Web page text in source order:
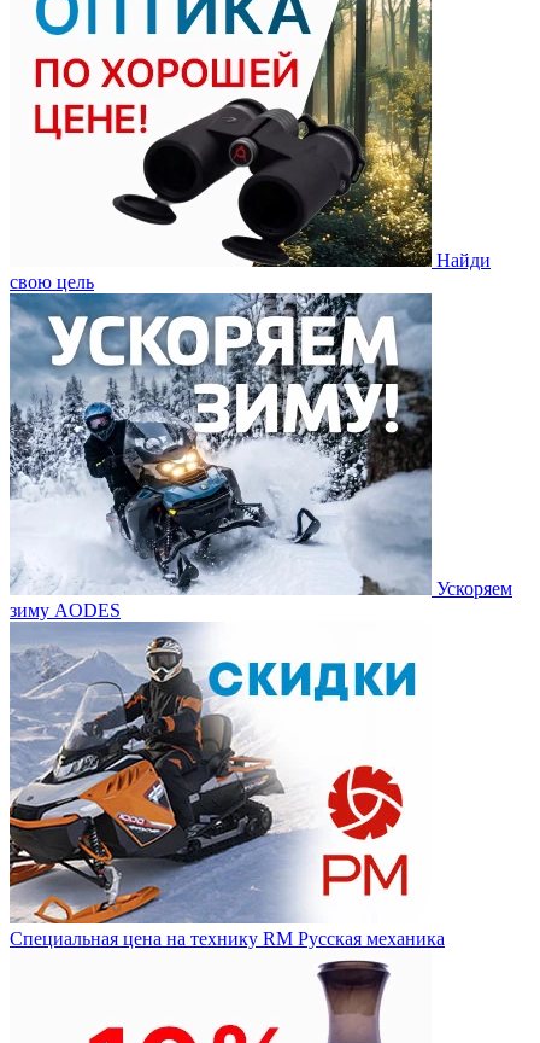
Найди
свою цель
Ускоряем
зиму AODES
Специальная цена на технику RM Русская механика